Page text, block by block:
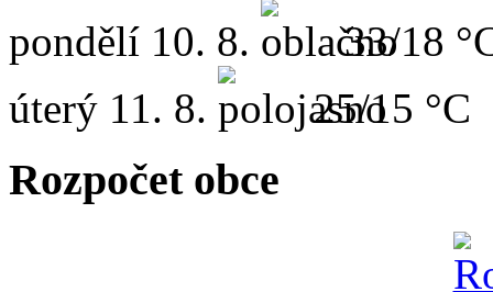
pondělí 10. 8.
33/18
úterý 11. 8. 25/15 °C
Rozpočet obce